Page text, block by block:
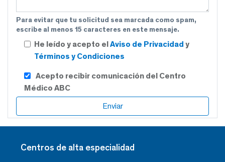
Para evitar que tu solicitud sea marcada como spam,
escribe al menos 15 caracteres en este mensaje.
He leído y acepto elAviso de Privacidad y
Términos y Condiciones
Acepto recibir comunicación del Centro
Médico ABC
Centros de alta especialidad